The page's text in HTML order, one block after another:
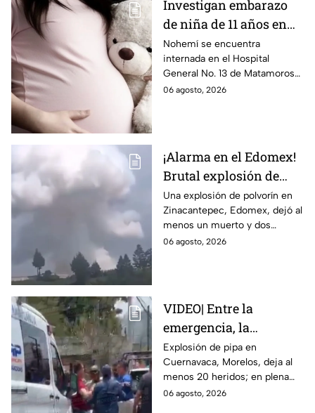
Investigan embarazo
de niña de 11 años en
Matamoros,
Tamaulipas; ¿qué pasó
con Nohemí?
Nohemí se encuentra
internada en el Hospital
General No. 13 de Matamoros
tras complicaciones por un
06 agosto, 2026
¡Alarma en el Edomex!
Brutal explosión de
polvorín en Santa
María del Monte,
Zinacantepec; reportan
al menos un muerto y
Una explosión de polvorín en
Zinacantepec, Edomex, dejó al
menos un muerto y dos
heridos; autoridades atiende la
06 agosto, 2026
VIDEO| Entre la
emergencia, la
desesperación y el
llanto de un niño;
adultos desatan pelea
tras explosión de pipa
Explosión de pipa en
Cuernavaca, Morelos, deja al
menos 20 heridos; en plena
emergencia, dos hombres
06 agosto, 2026